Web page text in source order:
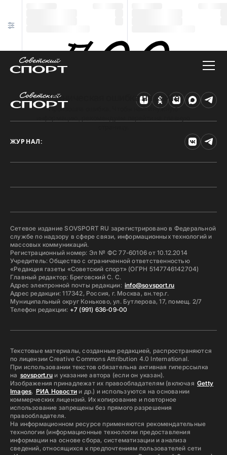
Техническая ошибка на сайте
Произошла ошибка. Чтобы найти нужную
ЖУРНАЛ:
Сетевое издание SOVSPORT RU зарегистрировано в Федеральной
службе по надзору в сфере связи, информационных технологий и
массовых коммуникаций.
Регистрационный номер: Эл № ФС 77-60106 от 10.12.2014
Учредитель: Общество с ограниченной ответственностью
«Редакция газеты «Советский спорт» (ОГРН 5147746142704)
Главный редактор: Бреговский С. С.
Адрес электронной почты редакции: info@sovsport.ru
Адрес редакции: 117342, Россия, г. Москва, вн.тер.г.
Муниципальный округ Коньково, ул. Бутлерова, 17, помещ. 2/7
Телефон редакции: +7 (991) 636-09-00
Текстовые материалы, созданные редакцией, распространяются
по лицензии Creative Commons Attribution 4.0 International.
При использовании текстов обязательна активная гиперссылка
на sovsport.ruи указание автора (если он указан).
Изображения принадлежат их правообладателям (включая Getty
Images, РИА Новостии др.) и используются на основании
коммерческих лицензий. Их копирование и повторное
использование запрещены без прямого разрешения
правообладателя.
На информационном ресурсе применяются рекомендательные
технологии (информационные технологии предоставления
информации на основе сбора, систематизации и анализа
сведений, относящихся к предпочтениям пользователей сети